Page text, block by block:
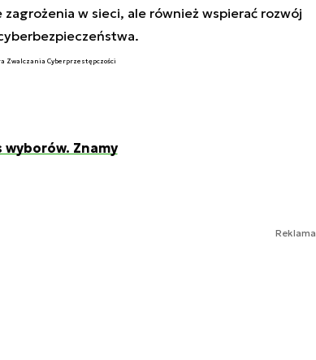
w sieci, ale również wspierać rozwój
Zwalczania Cyberprzestępczości
wyborów. Znamy
Reklama